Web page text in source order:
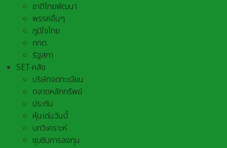
ชาติไทยพัฒนา
พรรคอื่นๆ
ภูมิใจไทย
กกต.
รัฐสภา
SET-คลัง
บริษัทจดทะเบียน
ตลาดหลักทรัพย์
ประกัน
หุ้นเด่นวันนี้
บทวิเคราะห์
ซุบซิบการลงทุน